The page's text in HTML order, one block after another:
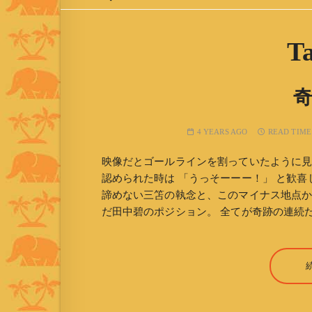
4 YEARS AGO READ
映像だとゴールラインを割っていたように
認められた時は 「うっそーーー！」 と歓
諦めない三笘の執念と、このマイナス地点
だ田中碧のポジション。 全てが奇跡の連続